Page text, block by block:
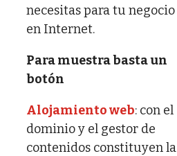
necesitas para tu negocio
en Internet.
Para muestra basta un
botón
Alojamiento web: con el
dominio y el gestor de
contenidos constituyen la